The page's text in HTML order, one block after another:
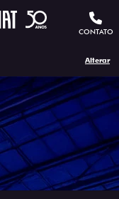
CONTATO
Alterar